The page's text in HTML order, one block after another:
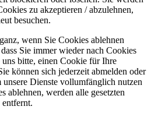
zu akzeptieren / abzulehnen,
besuchen.
wenn Sie Cookies ablehnen
Sie immer wieder nach Cookies
bitte, einen Cookie für Ihre
können sich jederzeit abmelden oder
unsere Dienste vollumfänglich nutzen
ablehnen, werden alle gesetzten